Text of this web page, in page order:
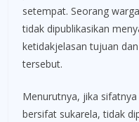
setempat. Seorang
tidak dipublikasikan
ketidakjelasan tujuan
tersebut.
Menurutnya, jika
bersifat sukarela, tidak